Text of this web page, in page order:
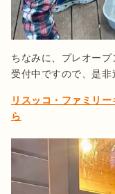
ちなみに、プレオー
受付中ですので、是
リスッコ・ファミリ
ら